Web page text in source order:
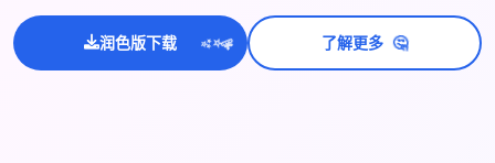
润色版下载 ✨⭐💫 了解更多 🤔